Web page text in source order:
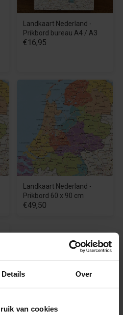
Details Over
van cookies
Landkaart Nederland -
Prikbord bureau A4 / A3
€16,95
Landkaart Nederland -
Prikbord 60 x 90 cm
€49,50